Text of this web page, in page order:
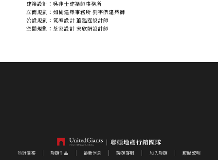
建築設計：吳非士建築師事務所
立面規劃：如榆建築事務所 劉宇傑建築師
公設規劃：筑庭設計 董鑑霆設計師
空間規劃：荃家設計 宋欣娟設計師
熱銷個案 聯碩作品 最新消息 聯碩客服 加入聯碩 版權聲明